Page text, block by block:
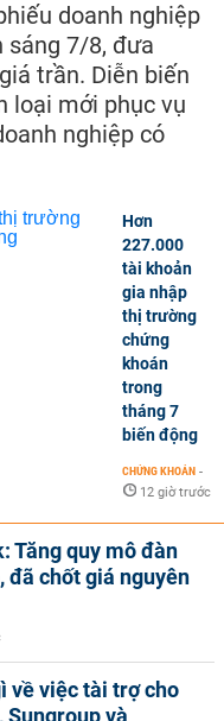
doanh nghiệp
sáng 7/8, đưa
trần. Diễn biến
loại mới phục vụ
nghiệp có
Hơn
227.000
tài khoản
gia nhập
thị trường
chứng
khoán
trong
tháng 7
biến động
CHỨNG KHOÁN -
12 giờ trước
Tăng quy mô đàn
đã chốt giá nguyên
về việc tài trợ cho
Sungroup và